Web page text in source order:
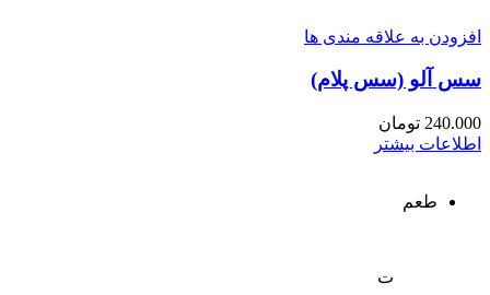
افزودن به علاقه مندی ها
سس آلو (سس پلام)
240.000 تومان
اطلاعات بیشتر
طعم
ت